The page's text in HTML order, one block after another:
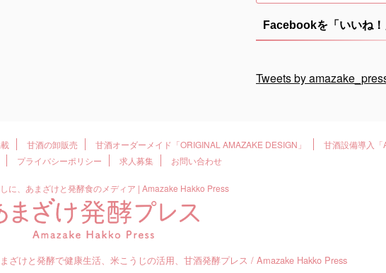
Facebookを「いいね！
Tweets by
甘酒の卸販売 甘酒オーダーメイド「ORIGINAL AMAZAKE DESIGN」
甘酒設備導入「
プライバシーポリシー 求人募集 お問い合わせ
に、あまざけと発酵食のメディア | Amazake Hakko Press
ざけと発酵で健康生活、米こうじの活用、甘酒発酵プレス / Amazake Hakko Press